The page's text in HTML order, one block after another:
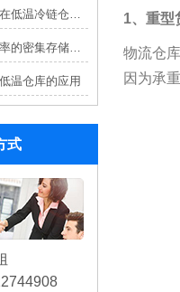
哪些立库货架能用在低温冷链仓库？
提高仓库空间利用率的密集存储货架方案
温仓库的应用
式
1、重型
物流仓
因为承